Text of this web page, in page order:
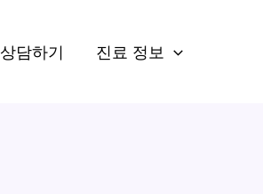
상담하기 진료 정보